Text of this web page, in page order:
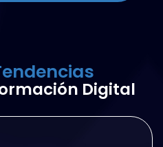
Digital